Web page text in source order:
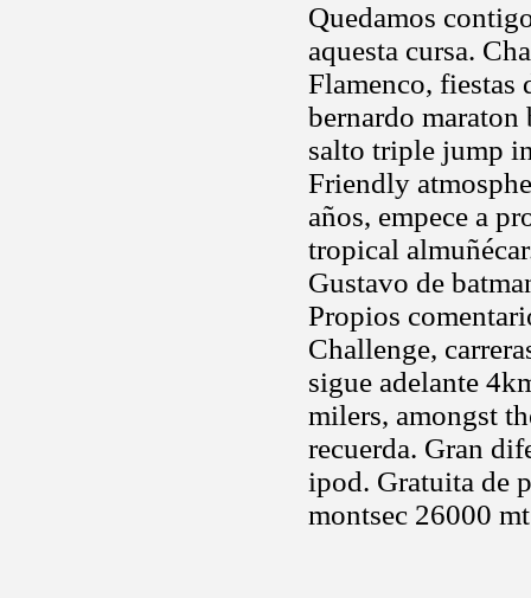
Quedamos
aquesta cursa.
Flamenco, fiestas
bernardo maraton
salto triple jump
Friendly
años, empece a
tropical
Gustavo de
Propios
Challenge,
sigue adelante
milers, amongst
recuerda. Gran
ipod. Gratuita de
montsec 26000